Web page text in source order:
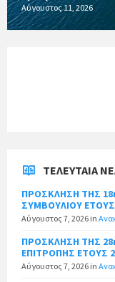
Αύγουστος 11, 2026
ΤΕΛΕΥΤΑΊΑ
ΠΡΟΣΚΛΗΣΗ ΤΗΣ
ΣΥΜΒΟΥΛΙΟΥ ΕΤΟΥΣ
Αύγουστος 7, 2026 in
ΠΡΟΣΚΛΗΣΗ ΤΗΣ
ΕΠΙΤΡΟΠΗΣ ΕΤΟΥΣ
Αύγουστος 7, 2026 in